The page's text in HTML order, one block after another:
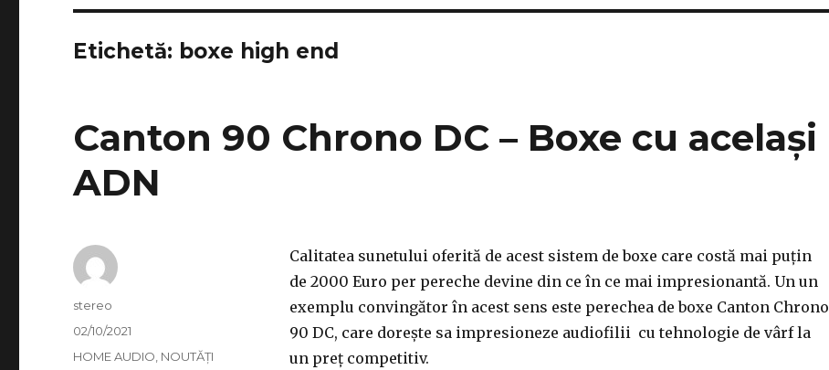
Etichetă: boxe high end
Canton 90 Chrono DC – Boxe cu același
ADN
Calitatea sunetului oferită de acest sistem de boxe care costă mai puțin
de 2000 Euro per pereche devine din ce în ce mai impresionantă. Un un
exemplu convingător în acest sens este perechea de boxe Canton Chrono
90 DC, care dorește sa impresioneze audiofilii cu tehnologie de vârf la
un preț competitiv.
Autor
stereo
Publicat
02/10/2021
Categorii
HOME AUDIO NOUTĂȚI